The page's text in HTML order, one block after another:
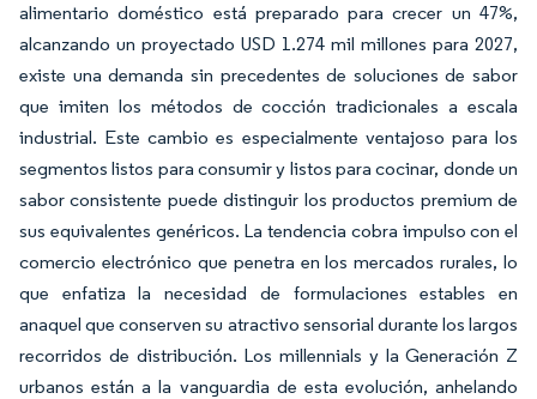
alimentario doméstico está preparado para crecer un 47%,
alcanzando un proyectado USD 1.274 mil millones para 2027,
existe una demanda sin precedentes de soluciones de sabor
que imiten los métodos de cocción tradicionales a escala
industrial. Este cambio es especialmente ventajoso para los
segmentos listos para consumir y listos para cocinar, donde un
sabor consistente puede distinguir los productos premium de
sus equivalentes genéricos. La tendencia cobra impulso con el
comercio electrónico que penetra en los mercados rurales, lo
que enfatiza la necesidad de formulaciones estables en
anaquel que conserven su atractivo sensorial durante los largos
recorridos de distribución. Los millennials y la Generación Z
urbanos están a la vanguardia de esta evolución, anhelando